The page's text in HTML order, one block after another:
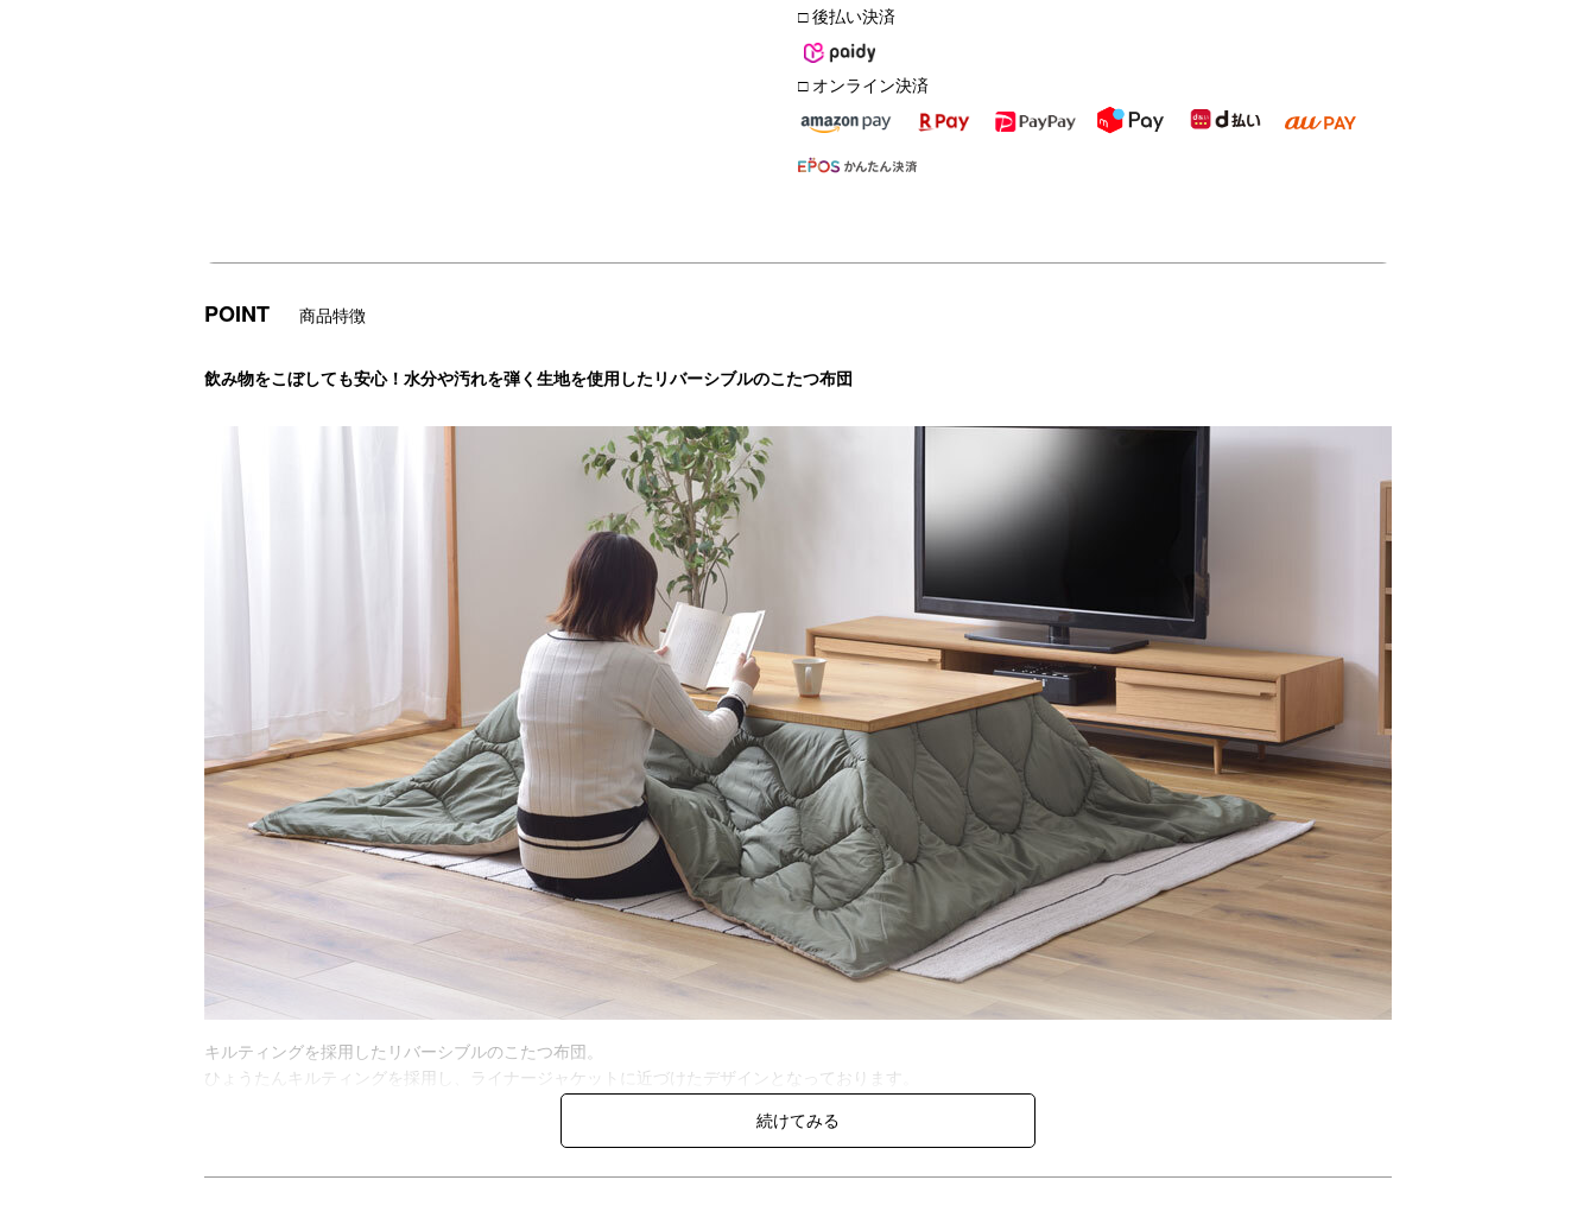
□ 後払い決済
□ オンライン決済
POINT 商品特徴
飲み物をこぼしても安心！水分や汚れを弾く生地を使用したリバーシブルのこたつ布団
キルティングを採用したリバーシブルのこたつ布団。
ひょうたんキルティングを採用し、ライナージャケットに近づけたデザインとなっております。
さらにリバーシブル仕様となっておりますので、1つで2つのカラーを楽しむことができ気分によって気軽に変えることができます。
※天板は付属しておりません。※撥水は使用頻度によって効果が低下します。※液温は30℃を限度とし、洗濯機で弱い洗濯ができます。